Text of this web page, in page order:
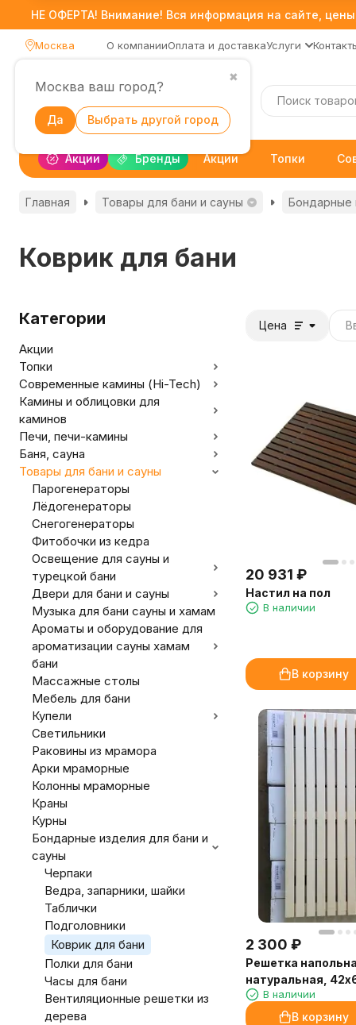
НЕ ОФЕРТА! Внимание! Вся информация на сайте,
Москва
✖
Москва ваш город?
Да Выбрать другой город
О компанииОплата и доставкаУслуги
Акции Бренды Акции Топки
Главная Товары для бани и сауны Бондарные
Коврик для бани
Цена
20 931 ₽
Настил на пол
В наличии
В корзину
2 300 ₽
Решетка
натуральная,
мм.В наличии
В корзину
Категории
Акции
Топки
Современные камины (Hi-Tech)
Камины и облицовки для
каминов
Печи, печи-камины
Баня, сауна
Товары для бани и сауны
Парогенераторы
Лёдогенераторы
Снегогенераторы
Фитобочки из кедра
Освещение для сауны и
турецкой бани
Двери для бани и сауны
Музыка для бани сауны и хамам
Ароматы и оборудование для
ароматизации сауны хамам
бани
Массажные столы
Мебель для бани
Купели
Светильники
Раковины из мрамора
Арки мраморные
Колонны мраморные
Краны
Курны
Бондарные изделия для бани и
сауны
Черпаки
Ведра, запарники, шайки
Таблички
Подголовники
Коврик для бани
Полки для бани
Часы для бани
Вентиляционные решетки из
дерева